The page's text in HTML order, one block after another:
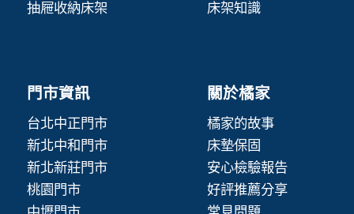
抽屜收納床架
床架知識
門市資訊
台北中正門市
新北中和門市
新北新莊門市
桃園門市
關於橘家
橘家的故事
床墊保固
安心檢驗報告
好評推薦分享